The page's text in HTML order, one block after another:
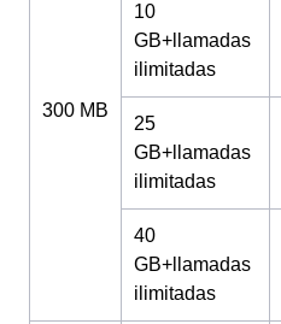
300 MB
10
GB+llamadas
ilimitadas
25
GB+llamadas
ilimitadas
40
GB+llamadas
ilimitadas